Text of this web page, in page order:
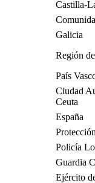
Castilla-
Galicia
Región
País
Ciudad
Ceuta
España
Policía
Guardia
Ejército